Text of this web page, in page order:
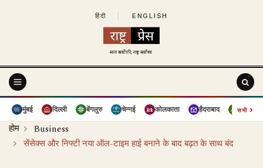
हिंदी ENGLISH
मुंबई दिल्ली बेंगलुरु चेन्नई कोलकाता हैदराबाद पुणे
सभी›
होम
Business
सेंसेक्स और निफ्टी नया ऑल-टाइम हाई बनाने के बाद बढ़त के साथ बंद